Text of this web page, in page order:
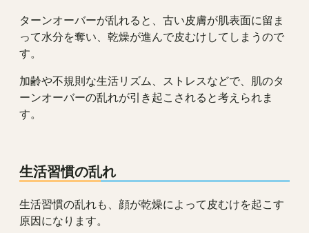
ターンオーバーが乱れると、古い皮膚が肌表面に留ま
って水分を奪い、乾燥が進んで皮むけしてしまうので
す。
加齢や不規則な生活リズム、ストレスなどで、肌のタ
ーンオーバーの乱れが引き起こされると考えられま
す。
生活習慣の乱れ
生活習慣の乱れも、顔が乾燥によって皮むけを起こす
原因になります。